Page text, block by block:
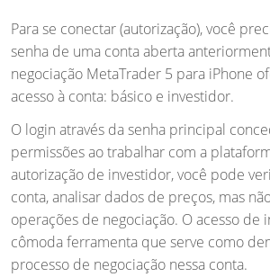
Para se conectar (autorização), você
senha de uma conta aberta
negociação MetaTrader 5 para iPhone
acesso à conta: básico e investidor.
O login através da senha principal
permissões ao trabalhar com a
autorização de investidor, você pode
conta, analisar dados de preços, mas
operações de negociação. O acesso de
cômoda ferramenta que serve como
processo de negociação nessa conta.